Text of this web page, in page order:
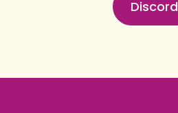
Discord